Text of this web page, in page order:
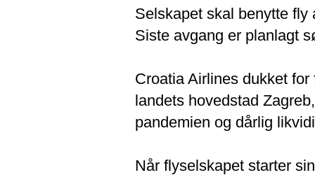
Selskapet skal benytte fly
Siste avgang er planlagt
Croatia Airlines dukket
landets hovedstad
pandemien og dårlig
Når flyselskapet starter